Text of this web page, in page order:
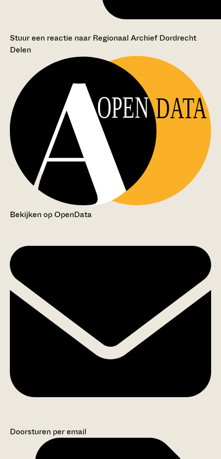
Stuur een reactie naar Regionaal Archief Dordrecht
Delen
OPEN DATA
Bekijken op OpenData
Doorsturen per email